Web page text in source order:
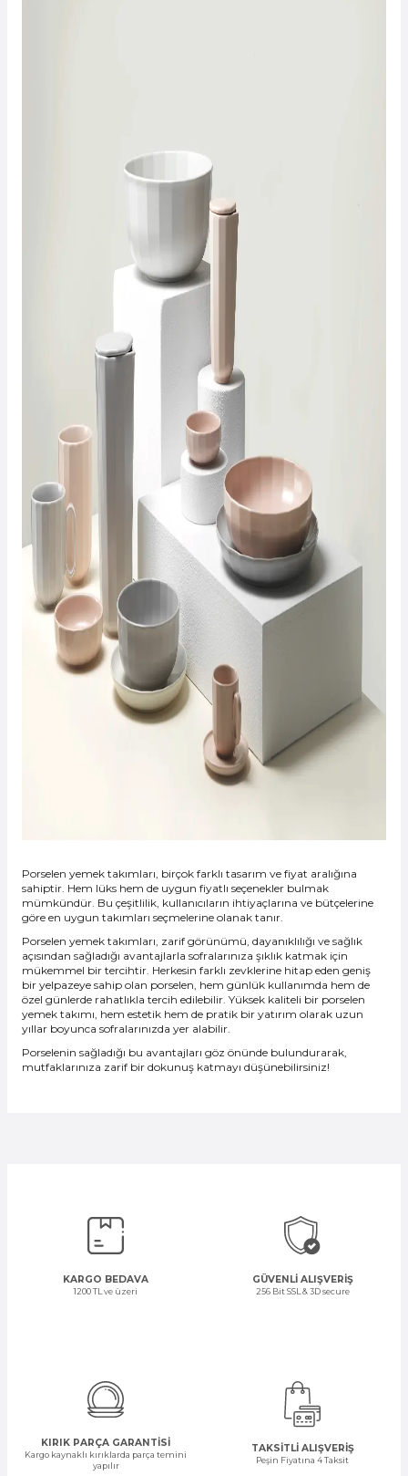
Porselen yemek takımları, birçok farklı tasarım ve fiyat aralığına
sahiptir. Hem lüks hem de uygun fiyatlı seçenekler bulmak
mümkündür. Bu çeşitlilik, kullanıcıların ihtiyaçlarına ve bütçelerine
göre en uygun takımları seçmelerine olanak tanır.
Porselen yemek takımları, zarif görünümü, dayanıklılığı ve sağlık
açısından sağladığı avantajlarla sofralarınıza şıklık katmak için
mükemmel bir tercihtir. Herkesin farklı zevklerine hitap eden geniş
bir yelpazeye sahip olan porselen, hem günlük kullanımda hem de
özel günlerde rahatlıkla tercih edilebilir. Yüksek kaliteli bir porselen
yemek takımı, hem estetik hem de pratik bir yatırım olarak uzun
yıllar boyunca sofralarınızda yer alabilir.
Porselenin sağladığı bu avantajları göz önünde bulundurarak,
mutfaklarınıza zarif bir dokunuş katmayı düşünebilirsiniz!
KARGO BEDAVA
1200 TL ve üzeri
GÜVENLİ ALIŞVERİŞ
256 Bit SSL & 3D secure
KIRIK PARÇA GARANTİSİ
Kargo kaynaklı kırıklarda parça temini
yapılır
TAKSİTLİ ALIŞVERİŞ
Peşin Fiyatına 4 Taksit